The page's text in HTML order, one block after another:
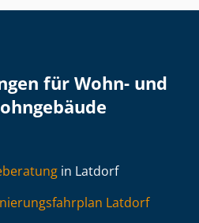
für Wohn- und
in Latdorf
Latdorf